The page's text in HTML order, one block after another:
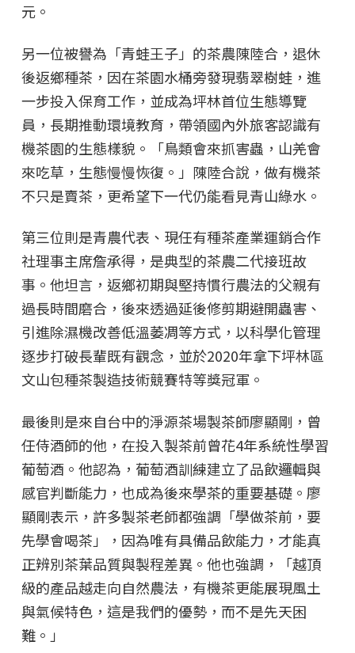
元。
另一位被譽為「青蛙王子」的茶農陳陸合，退休
後返鄉種茶，因在茶園水桶旁發現翡翠樹蛙，進
一步投入保育工作，並成為坪林首位生態導覽
員，長期推動環境教育，帶領國內外旅客認識有
機茶園的生態樣貌。「鳥類會來抓害蟲，山羌會
來吃草，生態慢慢恢復。」陳陸合說，做有機茶
不只是賣茶，更希望下一代仍能看見青山綠水。
第三位則是青農代表、現任有種茶產業運銷合作
社理事主席詹承得，是典型的茶農二代接班故
事。他坦言，返鄉初期與堅持慣行農法的父親有
過長時間磨合，後來透過延後修剪期避開蟲害、
引進除濕機改善低溫萎凋等方式，以科學化管理
逐步打破長輩既有觀念，並於2020年拿下坪林區
文山包種茶製造技術競賽特等獎冠軍。
最後則是來自台中的淨源茶場製茶師廖顯剛，曾
任侍酒師的他，在投入製茶前曾花4年系統性學習
葡萄酒。他認為，葡萄酒訓練建立了品飲邏輯與
感官判斷能力，也成為後來學茶的重要基礎。廖
顯剛表示，許多製茶老師都強調「學做茶前，要
先學會喝茶」，因為唯有具備品飲能力，才能真
正辨別茶葉品質與製程差異。他也強調，「越頂
級的產品越走向自然農法，有機茶更能展現風土
與氣候特色，這是我們的優勢，而不是先天困
難。」